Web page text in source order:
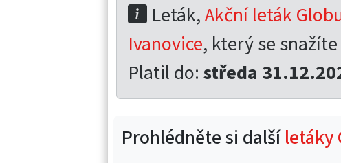
Leták,Akční leták
Ivanovice, který se
Platil do: středa
Prohlédněte si dalšíletáky